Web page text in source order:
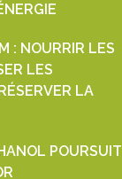
: NOURRIR LES
LES
LA
POURSUIT